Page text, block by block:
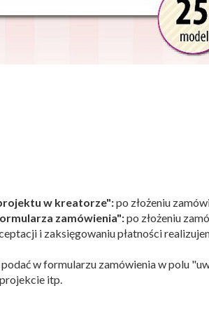
w kreatorze":po złożeniu
zamówienia":po złożeniu
i zaksięgowaniu płatności
w formularzu zamówienia w polu
itp.